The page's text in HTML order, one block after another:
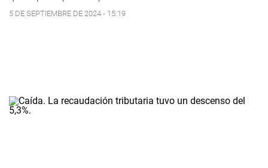
5 DE SEPTIEMBRE DE 2024 - 15:19